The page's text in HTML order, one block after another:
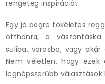
rengeteg inspirációt.
Egy jó bögre tökéletes
otthonra, a vászontáska
suliba, városba, vagy
Nem véletlen, hogy ezek
legnépszerűbb választások